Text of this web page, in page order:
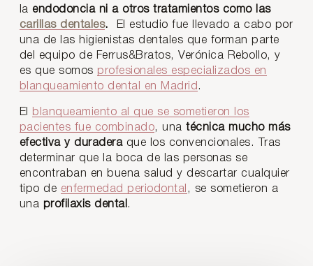
la endodoncia ni a otros tratamientos como las
carillas dentales.
El estudio fue llevado a cabo por
una de las higienistas dentales que forman parte
del equipo de Ferrus&Bratos, Verónica Rebollo, y
es que somos profesionales especializados en
blanqueamiento dental en Madrid .
El
blanqueamiento al que se sometieron los
pacientes fue combinado, unatécnica mucho más
efectiva y duraderaque los convencionales. Tras
determinar que la boca de las personas se
encontraban en buena salud y descartar cualquier
tipo de enfermedad periodontal , se sometieron a
una profilaxis dental .